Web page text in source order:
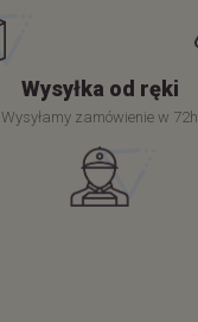
Wysyłka od ręki
Wysyłamy zamówienie w 72h